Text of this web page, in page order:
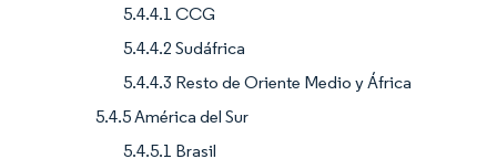
5.4.4.1 CCG
5.4.4.2 Sudáfrica
5.4.4.3 Resto de Oriente Medio y África
5.4.5 América del Sur
5.4.5.1 Brasil